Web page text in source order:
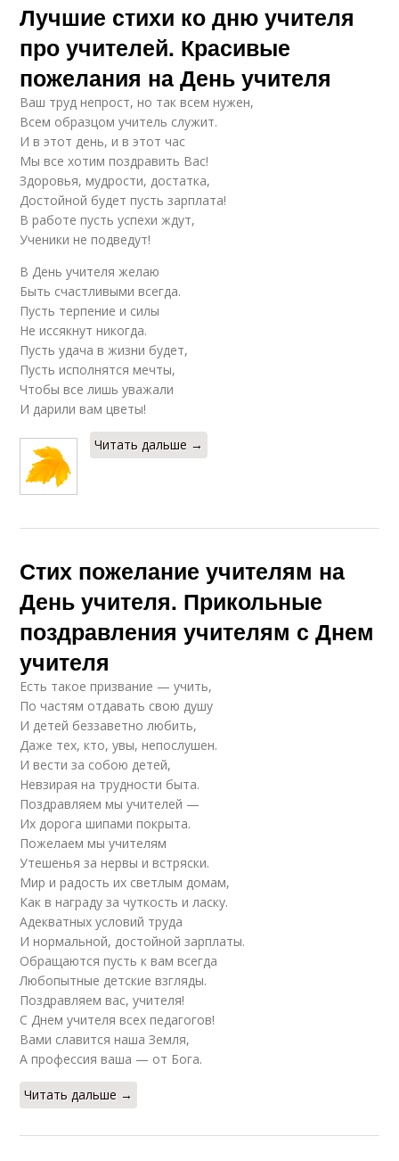
Лучшие стихи ко дню учителя
про учителей. Красивые
пожелания на День учителя
Ваш труд непрост, но так всем нужен,
Всем образцом учитель служит.
И в этот день, и в этот час
Мы все хотим поздравить Вас!
Здоровья, мудрости, достатка,
Достойной будет пусть зарплата!
В работе пусть успехи ждут,
Ученики не подведут!
В День учителя желаю
Быть счастливыми всегда.
Пусть терпение и силы
Не иссякнут никогда.
Пусть удача в жизни будет,
Пусть исполнятся мечты,
Чтобы все лишь уважали
И дарили вам цветы!
Читать дальше →
Стих пожелание учителям на
День учителя. Прикольные
поздравления учителям с Днем
учителя
Есть такое призвание — учить,
По частям отдавать свою душу
И детей беззаветно любить,
Даже тех, кто, увы, непослушен.
И вести за собою детей,
Невзирая на трудности быта.
Поздравляем мы учителей —
Их дорога шипами покрыта.
Пожелаем мы учителям
Утешенья за нервы и встряски.
Мир и радость их светлым домам,
Как в награду за чуткость и ласку.
Адекватных условий труда
И нормальной, достойной зарплаты.
Обращаются пусть к вам всегда
Любопытные детские взгляды.
Поздравляем вас, учителя!
С Днем учителя всех педагогов!
Вами славится наша Земля,
А профессия ваша — от Бога.
Читать дальше →